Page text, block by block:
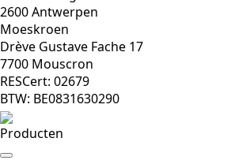
2600 Antwerpen
Moeskroen
Drève Gustave Fache 17
7700 Mouscron
RESCert: 02679
BTW: BE0831630290
Producten